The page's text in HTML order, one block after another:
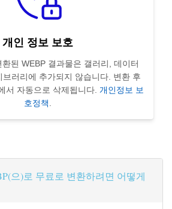
개인 정보 보호
된 WEBP 결과물은 갤러리, 데이터
러리에 추가되지 않습니다. 변환 후
서 자동으로 삭제됩니다. 개인정보 보
호정책.
으)로 무료로 변환하려면 어떻게